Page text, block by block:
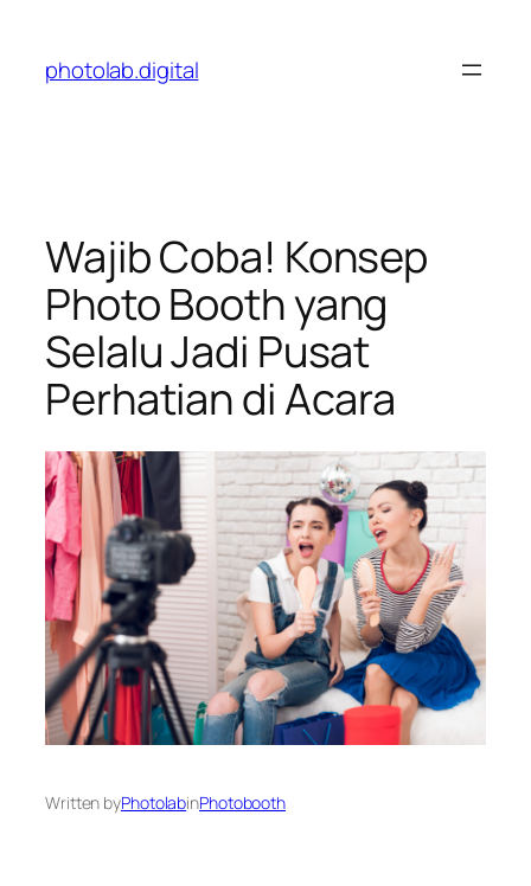
content
photolab.digital
Wajib Coba! Konsep
Photo Booth yang
Selalu Jadi Pusat
Perhatian di Acara
Written byPhotolabinPhotobooth